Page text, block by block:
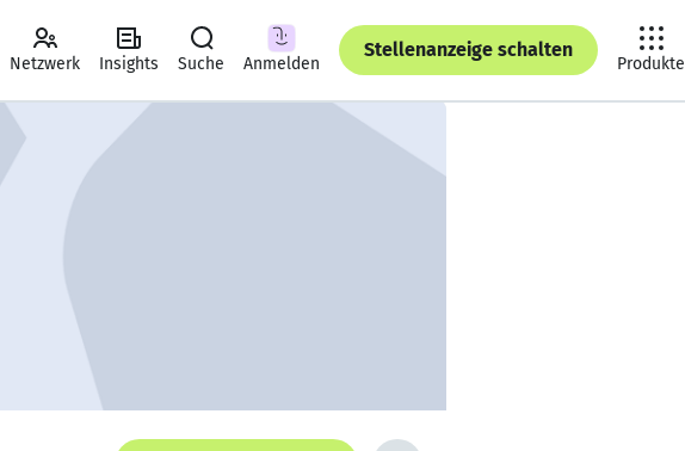
Netzwerk Insights Suche Anmelden
Stellenanzeige schalten
Produkte